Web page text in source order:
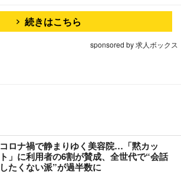
続きはこちら
sponsored by 求人ボックス
コロナ禍で静まりゆく美容院…「黙カッ
ト」に利用者の6割が賛成、全世代で“会話
したくない派”が過半数に